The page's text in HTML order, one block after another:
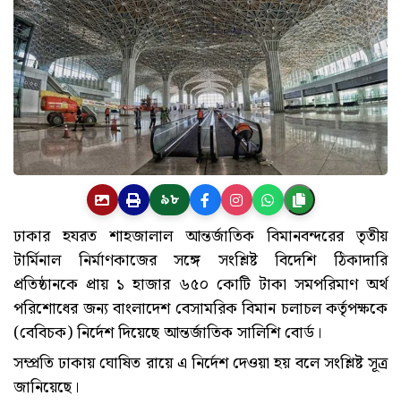
৯৮
ঢাকার হযরত শাহজালাল আন্তর্জাতিক বিমানবন্দরের তৃতীয়
টার্মিনাল নির্মাণকাজের সঙ্গে সংশ্লিষ্ট বিদেশি ঠিকাদারি
প্রতিষ্ঠানকে প্রায় ১ হাজার ৬৫০ কোটি টাকা সমপরিমাণ অর্থ
পরিশোধের জন্য বাংলাদেশ বেসামরিক বিমান চলাচল কর্তৃপক্ষকে
(বেবিচক) নির্দেশ দিয়েছে আন্তর্জাতিক সালিশি বোর্ড।
সম্প্রতি ঢাকায় ঘোষিত রায়ে এ নির্দেশ দেওয়া হয় বলে সংশ্লিষ্ট সূত্র
জানিয়েছে।